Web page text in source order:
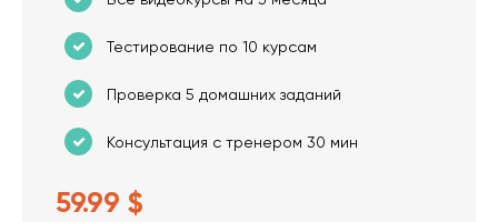
Тестирование по 10 курсам
Проверка 5 домашних заданий
Консультация с тренером 30 мин
59.99 $